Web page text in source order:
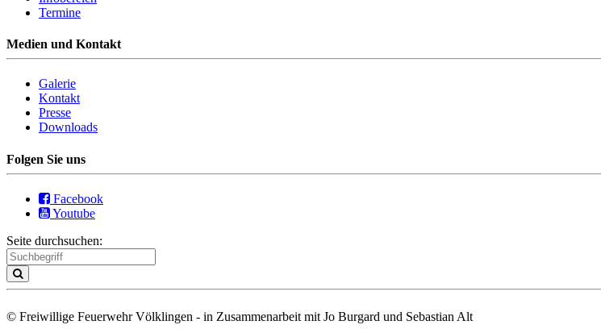
Termine
Medien und Kontakt
Galerie
Kontakt
Presse
Downloads
Folgen Sie uns
Facebook
Youtube
Seite durchsuchen:
© Freiwillige Feuerwehr Völklingen - in Zusammenarbeit mit Jo Burgard und Sebastian Alt